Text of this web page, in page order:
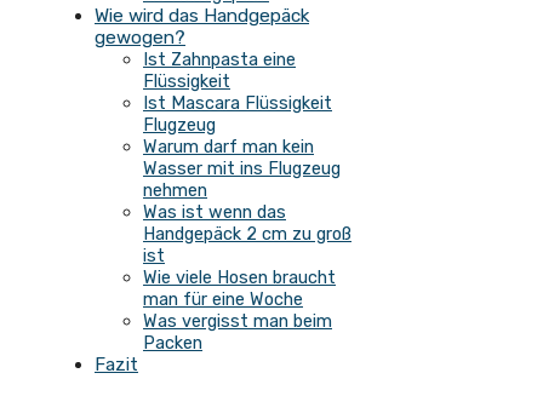
Wie wird das Handgepäck
gewogen?
Ist Zahnpasta eine
Flüssigkeit
Ist Mascara Flüssigkeit
Flugzeug
Warum darf man kein
Wasser mit ins Flugzeug
nehmen
Was ist wenn das
Handgepäck 2 cm zu groß
ist
Wie viele Hosen braucht
man für eine Woche
Was vergisst man beim
Packen
Fazit